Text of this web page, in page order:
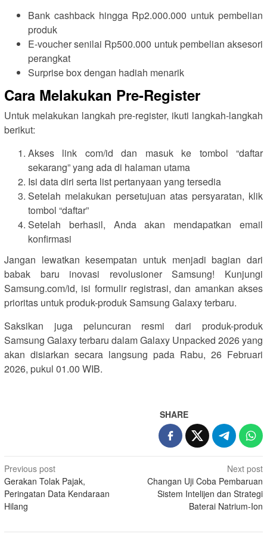
Bank cashback hingga Rp2.000.000 untuk pembelian
produk
E-voucher senilai Rp500.000 untuk pembelian aksesori
perangkat
Surprise box dengan hadiah menarik
Cara Melakukan Pre-Register
Untuk melakukan langkah pre-register, ikuti langkah-langkah
berikut:
Akses link com/id dan masuk ke tombol “daftar
sekarang” yang ada di halaman utama
Isi data diri serta list pertanyaan yang tersedia
Setelah melakukan persetujuan atas persyaratan, klik
tombol “daftar”
Setelah berhasil, Anda akan mendapatkan email
konfirmasi
Jangan lewatkan kesempatan untuk menjadi bagian dari
babak baru inovasi revolusioner Samsung! Kunjungi
Samsung.com/id, isi formulir registrasi, dan amankan akses
prioritas untuk produk-produk Samsung Galaxy terbaru.
Saksikan juga peluncuran resmi dari produk-produk
Samsung Galaxy terbaru dalam Galaxy Unpacked 2026 yang
akan disiarkan secara langsung pada Rabu, 26 Februari
2026, pukul 01.00 WIB.
SHARE
Post
navigation
Previous post
Gerakan Tolak Pajak,
Peringatan Data Kendaraan
Hilang
Next post
Changan Uji Coba Pembaruan
Sistem Intelijen dan Strategi
Baterai Natrium-Ion